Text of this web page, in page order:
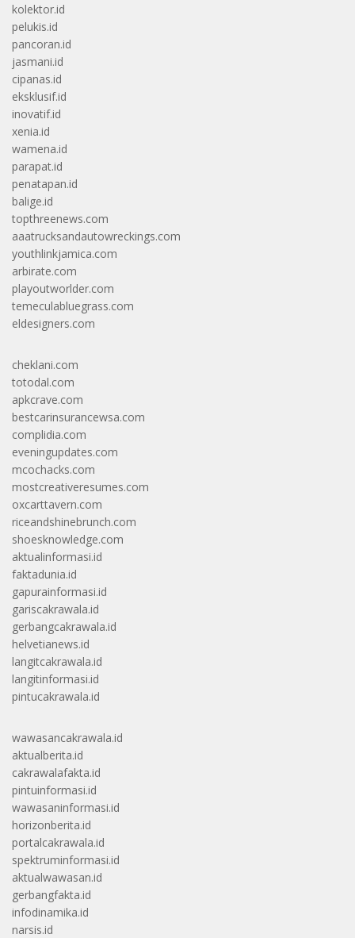
kolektor.id
pelukis.id
pancoran.id
jasmani.id
cipanas.id
eksklusif.id
inovatif.id
xenia.id
wamena.id
parapat.id
penatapan.id
balige.id
topthreenews.com
aaatrucksandautowreckings.com
youthlinkjamica.com
arbirate.com
playoutworlder.com
temeculabluegrass.com
eldesigners.com
cheklani.com
totodal.com
apkcrave.com
bestcarinsurancewsa.com
complidia.com
eveningupdates.com
mcochacks.com
mostcreativeresumes.com
oxcarttavern.com
riceandshinebrunch.com
shoesknowledge.com
aktualinformasi.id
faktadunia.id
gapurainformasi.id
gariscakrawala.id
gerbangcakrawala.id
helvetianews.id
langitcakrawala.id
langitinformasi.id
pintucakrawala.id
wawasancakrawala.id
aktualberita.id
cakrawalafakta.id
pintuinformasi.id
wawasaninformasi.id
horizonberita.id
portalcakrawala.id
spektruminformasi.id
aktualwawasan.id
gerbangfakta.id
infodinamika.id
narsis.id